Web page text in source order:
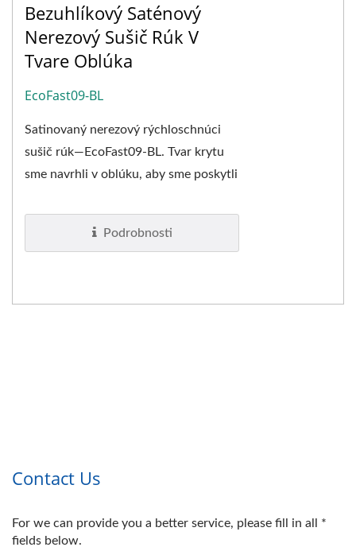
Bezuhlíkový Saténový
Nerezový Sušič Rúk V
Tvare Oblúka
EcoFast09-BL
Satinovaný nerezový rýchloschnúci
sušič rúk—EcoFast09-BL. Tvar krytu
sme navrhli v oblúku, aby sme poskytli
Podrobnosti